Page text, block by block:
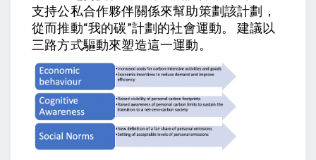
支持公私合作夥伴關係來幫助策劃該計劃，
從而推動“我的碳”計劃的社會運動。 建議以
三路方式驅動來塑造這一運動。